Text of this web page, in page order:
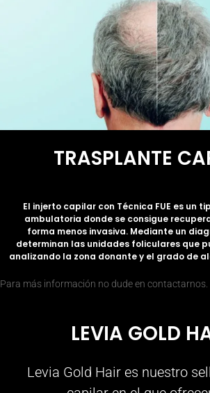
TRASPLANTE
El injerto capilar con Técnica FUE es un
ambulatoria donde se consigue
forma menos invasiva. Mediante un
determinan las unidades foliculares que
analizando la zona donante y el grado de
Para más información no dude en contactarnos.
LEVIA GOLD
Levia Gold Hair es nuestro